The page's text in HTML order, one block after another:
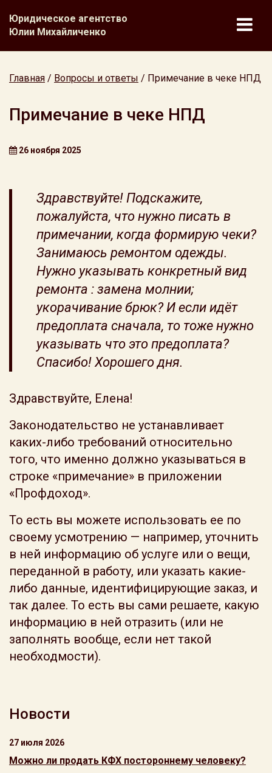
Юридическое агентство
Юлии Михайличенко
Главная / Вопросы и ответы / Примечание в чеке НПД
Примечание в чеке НПД
26 ноября 2025
Здравствуйте! Подскажите,
пожалуйста, что нужно писать в
примечании, когда формирую чеки?
Занимаюсь ремонтом одежды.
Нужно указывать конкретный вид
ремонта : замена молнии;
укорачивание брюк? И если идёт
предоплата сначала, то тоже нужно
указывать что это предоплата?
Спасибо! Хорошего дня.
Здравствуйте, Елена!
Законодательство не устанавливает
каких-либо требований относительно
того, что именно должно указываться в
строке «примечание» в приложении
«Профдоход».
То есть вы можете использовать ее по
своему усмотрению — например, уточнить
в ней информацию об услуге или о вещи,
переданной в работу, или указать какие-
либо данные, идентифицирующие заказ, и
так далее. То есть вы сами решаете, какую
информацию в ней отразить (или не
заполнять вообще, если нет такой
необходмости).
Новости
27 июля 2026
Можно ли продать КФХ постороннему человеку?